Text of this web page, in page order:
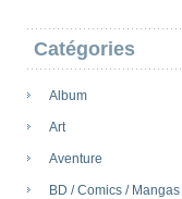
Catégories
Album
Art
Aventure
BD / Comics / Mangas